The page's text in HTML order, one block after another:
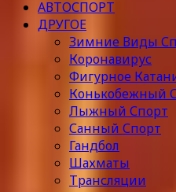
АВТОСПОРТ
ДРУГОЕ
Зимние Виды
Коронавирус
Фигурное
Конькобежный
Лыжный Спорт
Санный Спорт
Гандбол
Шахматы
Трансляции